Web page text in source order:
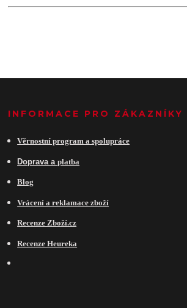
INFORMACE PRO ZÁKAZNÍKY
Věrnostní program a spolupráce
Doprava aplatba
Blog
Vrácení a reklamace zboží
Recenze Zboží.cz
Recenze Heureka